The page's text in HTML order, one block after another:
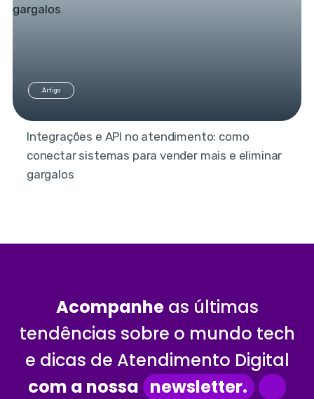
Artigo
Integrações e API no atendimento: como
conectar sistemas para vender mais e eliminar
gargalos
Acompanheas últimas
tendências sobre o mundo tech
e dicas de Atendimento Digital
com a nossa newsletter.